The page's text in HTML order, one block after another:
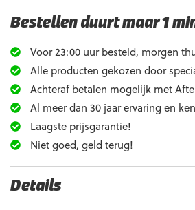
Bestellen duurt maar 1
Voor 23:00 uur besteld, morgen
Alle producten gekozen door
Achteraf betalen mogelijk met
Al meer dan 30 jaar ervaring en
Laagste prijsgarantie!
Niet goed, geld terug!
Details